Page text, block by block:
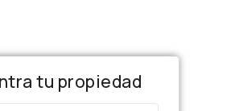
tu propiedad